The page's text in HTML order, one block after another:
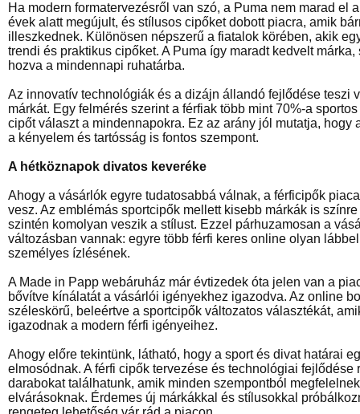
Ha modern formatervezésről van szó, a Puma nem marad el
évek alatt megújult, és stílusos cipőket dobott piacra, amik
illeszkednek. Különösen népszerű a fiatalok körében, akik
trendi és praktikus cipőket. A Puma így maradt kedvelt
hozva a mindennapi ruhatárba.
Az innovatív technológiák és a dizájn állandó fejlődése teszi
márkát. Egy felmérés szerint a férfiak több mint 70%-a
cipőt választ a mindennapokra. Ez az arány jól mutatja, hogy
a kényelem és tartósság is fontos szempont.
A hétköznapok divatos keveréke
Ahogy a vásárlók egyre tudatosabbá válnak, a férficipők
vesz. Az emblémás sportcipők mellett kisebb márkák is
szintén komolyan veszik a stílust. Ezzel párhuzamosan a
változásban vannak: egyre több férfi keres online olyan
személyes ízlésének.
A Made in Papp webáruház már évtizedek óta jelen van a
bővítve kínálatát a vásárlói igényekhez igazodva. Az online
széleskörű, beleértve a sportcipők változatos választékát,
igazodnak a modern férfi igényeihez.
Ahogy előre tekintünk, látható, hogy a sport és divat határai
elmosódnak. A férfi cipők tervezése és technológiai fejlődése
darabokat találhatunk, amik minden szempontból
elvárásoknak. Érdemes új márkákkal és stílusokkal